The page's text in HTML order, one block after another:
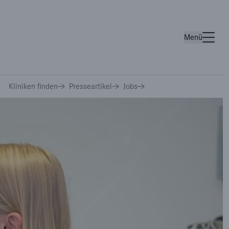
Menü
Wichtige Links
Kliniken finden Presseartikel Jobs